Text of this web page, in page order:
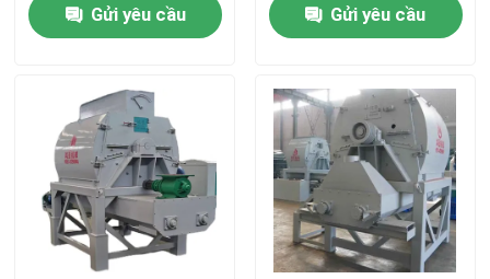
Sản phẩm
video
Về chúng tôi
Gửi yêu cầu Gửi yêu cầu